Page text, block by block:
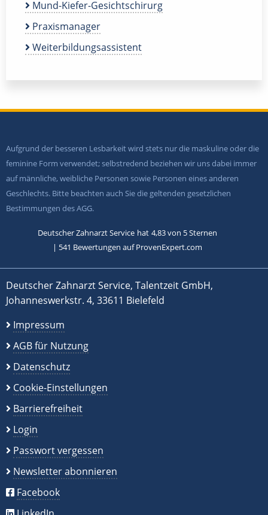
Mund-Kiefer-Gesichtschirurg
Praxismanager
Weiterbildungsassistent
Aufgrund der besseren Lesbarkeit wird stets nur die maskuline oder die
feminine Form verwendet; selbstredend beziehen wir uns dabei immer
auf männliche, weibliche Personen sowie Personen eines anderen
Geschlechts. Bitte beachten auch Sie die geltenden gesetzlichen
Bestimmungen des AGG.
Deutscher Zahnarzt Service hat 4,83von 5Sternen
| 541 Bewertungen auf ProvenExpert.com
Deutscher Zahnarzt Service, Talentzeit GmbH,
Johanneswerkstr. 4, 33611 Bielefeld
Impressum
AGB für Nutzung
Datenschutz
Cookie-Einstellungen
Barrierefreiheit
Login
Passwort vergessen
Newsletter abonnieren
Facebook